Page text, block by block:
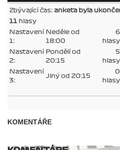
Zbývající čas: anketa byla
11 hlasy
Nastavení
1:
Neděle od
18:00
6
hlasy
Nastavení
2:
Pondělí od
20:15
5
hlasy
Nastavení
3:
Jiný od 20:15
0
hlasy
KOMENTÁŘE